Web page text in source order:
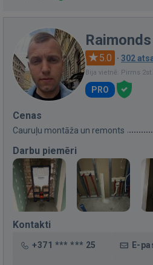
Raimonds
5.0 · 302
Bija vietnē: Pirms
PRO
Cenas
Cauruļu montāža un remonts
Darbu piemēri
Kontakti
+371 *** *** 25 E-